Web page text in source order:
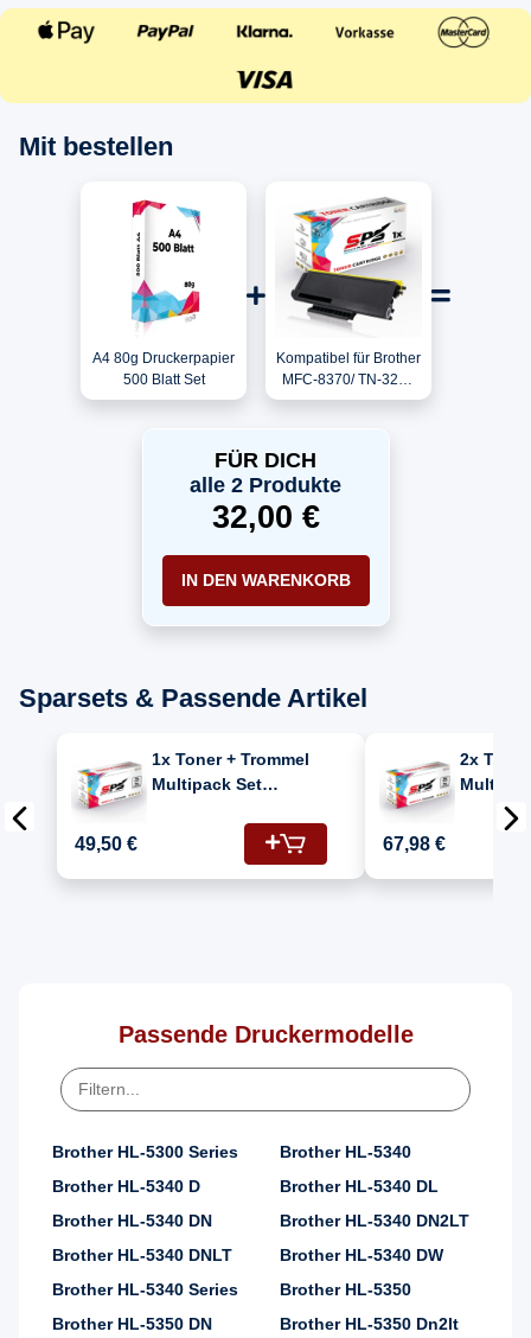
Mit bestellen
A4 80g Druckerpapier
500 Blatt Set
Kompatibel für Brother
MFC-8370/ TN-3280
Toner Schwarz
FÜR DICH
alle 2 Produkte
32,00 €
IN DEN WARENKORB
Sparsets & Passende Artikel
1x Toner + Trommel
Multipack Set
Brother MFC-8370
(DR-3200, TN-3280)
49,50 €
2x
Brother
67,98 €
Passende Druckermodelle
Brother HL-5300 Series
Brother HL-5340
Brother HL-5340 D
Brother HL-5340 DL
Brother HL-5340 DN
Brother HL-5340 DN2LT
Brother HL-5340 DNLT
Brother HL-5340 DW
Brother HL-5340 Series
Brother HL-5350
Brother HL-5350 DN
Brother HL-5350 Dn2lt